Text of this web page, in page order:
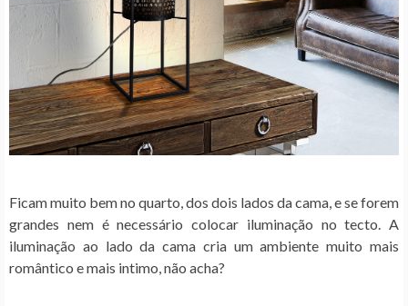
Ficam muito bem no quarto, dos dois lados da cama, e se forem
grandes nem é necessário colocar iluminação no tecto. A
iluminação ao lado da cama cria um ambiente muito mais
romântico e mais intimo, não acha?